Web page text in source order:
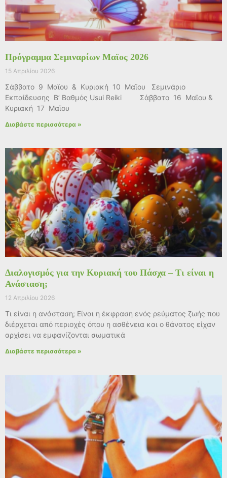
Πρόγραμμα Σεμιναρίων Μαϊος 2026
15 Απριλίου 2026
Σάββατο 9 Μαϊου & Κυριακή 10 Μαϊου Σεμινάριο
Εκπαίδευσης Β’ Βαθμός Usui Reiki Σάββατο 16 Μαϊου &
Κυριακή 17 Μαϊου
Διαβάστε περισσότερα »
Διαλογισμός για την Κυριακή του Πάσχα – Τι είναι η
Ανάσταση;
12 Απριλίου 2026
Τι είναι η ανάσταση; Είναι η έκφραση ενός ρεύματος ζωής που
διέρχεται από περιοχές όπου η ασθένεια και ο θάνατος είχαν
αρχίσει να εμφανίζονται σωματικά
Διαβάστε περισσότερα »